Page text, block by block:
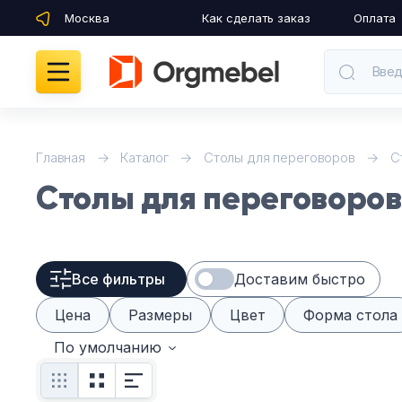
Главная Каталог Столы для переговоров
Столы для
Все фильтры
Доставим быстро
Цена
Размеры Цвет Форма стола
По умолчанию
Москва Оплата
Как сделать заказ
Кабинеты руководителя
Мебель для персонала
Стойки ресепшн
Офисные кресла и стулья
Офисные столы